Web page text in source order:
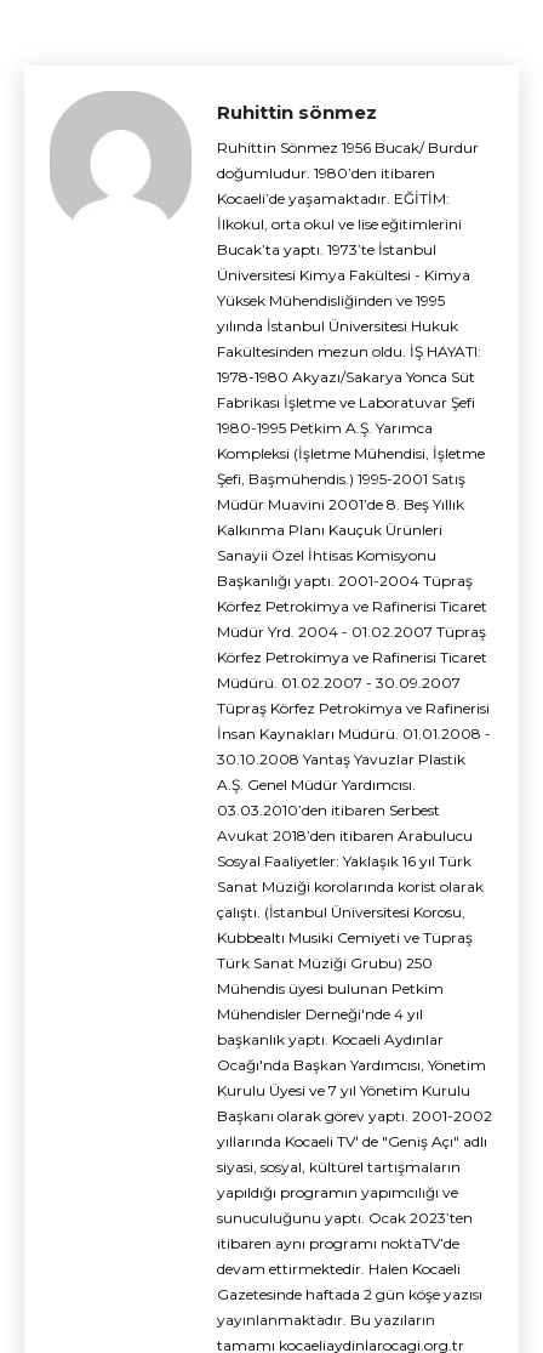
Ruhittin sönmez
Ruhittin Sönmez 1956 Bucak/ Burdur
doğumludur. 1980’den itibaren
Kocaeli’de yaşamaktadır. EĞİTİM:
İlkokul, orta okul ve lise eğitimlerini
Bucak’ta yaptı. 1973’te İstanbul
Üniversitesi Kimya Fakültesi - Kimya
Yüksek Mühendisliğinden ve 1995
yılında İstanbul Üniversitesi Hukuk
Fakültesinden mezun oldu. İŞ HAYATI:
1978-1980 Akyazı/Sakarya Yonca Süt
Fabrikası İşletme ve Laboratuvar Şefi
1980-1995 Petkim A.Ş. Yarımca
Kompleksi (İşletme Mühendisi, İşletme
Şefi, Başmühendis.) 1995-2001 Satış
Müdür Muavini 2001’de 8. Beş Yıllık
Kalkınma Planı Kauçuk Ürünleri
Sanayii Özel İhtisas Komisyonu
Başkanlığı yaptı. 2001-2004 Tüpraş
Körfez Petrokimya ve Rafinerisi Ticaret
Müdür Yrd. 2004 - 01.02.2007 Tüpraş
Körfez Petrokimya ve Rafinerisi Ticaret
Müdürü. 01.02.2007 - 30.09.2007
Tüpraş Körfez Petrokimya ve Rafinerisi
İnsan Kaynakları Müdürü. 01.01.2008 -
30.10.2008 Yantaş Yavuzlar Plastik
A.Ş. Genel Müdür Yardımcısı.
03.03.2010’den itibaren Serbest
Avukat 2018’den itibaren Arabulucu
Sosyal Faaliyetler: Yaklaşık 16 yıl Türk
Sanat Müziği korolarında korist olarak
çalıştı. (İstanbul Üniversitesi Korosu,
Kubbealtı Musiki Cemiyeti ve Tüpraş
Türk Sanat Müziği Grubu) 250
Mühendis üyesi bulunan Petkim
Mühendisler Derneği'nde 4 yıl
başkanlık yaptı. Kocaeli Aydınlar
Ocağı'nda Başkan Yardımcısı, Yönetim
Kurulu Üyesi ve 7 yıl Yönetim Kurulu
Başkanı olarak görev yaptı. 2001-2002
yıllarında Kocaeli TV' de "Geniş Açı" adlı
siyasi, sosyal, kültürel tartışmaların
yapıldığı programın yapımcılığı ve
sunuculuğunu yaptı. Ocak 2023’ten
itibaren aynı programı noktaTV’de
devam ettirmektedir. Halen Kocaeli
Gazetesinde haftada 2 gün köşe yazısı
yayınlanmaktadır. Bu yazıların
tamamı kocaeliaydinlarocagi.org.tr